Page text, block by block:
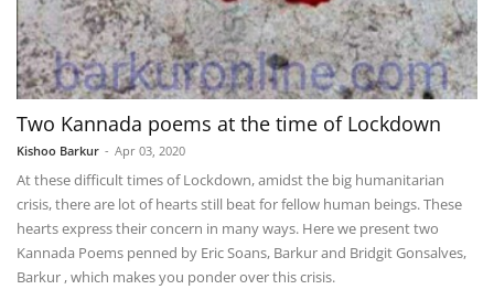
Two Kannada poems at the time of Lockdown
Kishoo Barkur - Apr 03, 2020
At these difficult times of Lockdown, amidst the big humanitarian
crisis, there are lot of hearts still beat for fellow human beings. These
hearts express their concern in many ways. Here we present two
Kannada Poems penned by Eric Soans, Barkur and Bridgit Gonsalves,
Barkur , which makes you ponder over this crisis.